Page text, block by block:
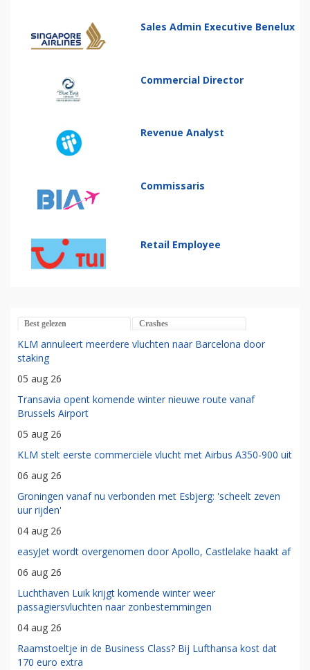
Sales Admin Executive Benelux
Commercial Director
Revenue Analyst
Commissaris
Retail Employee
Best gelezen Crashes
KLM annuleert meerdere vluchten naar Barcelona door
staking
05 aug 26
Transavia opent komende winter nieuwe route vanaf
Brussels Airport
05 aug 26
KLM stelt eerste commerciële vlucht met Airbus A350-900 uit
06 aug 26
Groningen vanaf nu verbonden met Esbjerg: 'scheelt zeven
uur rijden'
04 aug 26
easyJet wordt overgenomen door Apollo, Castlelake haakt af
06 aug 26
Luchthaven Luik krijgt komende winter weer
passagiersvluchten naar zonbestemmingen
04 aug 26
Raamstoeltje in de Business Class? Bij Lufthansa kost dat
170 euro extra